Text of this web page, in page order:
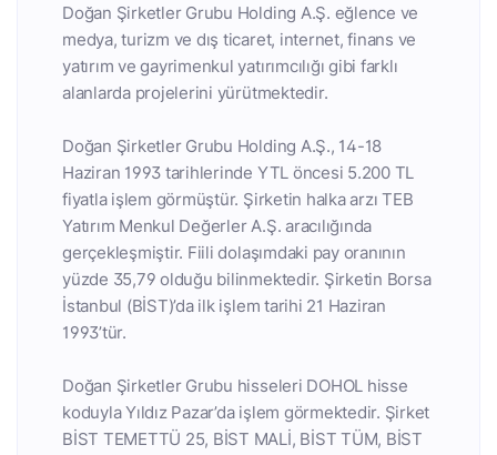
Doğan Şirketler Grubu Holding A.Ş. eğlence ve
medya, turizm ve dış ticaret, internet, finans ve
yatırım ve gayrimenkul yatırımcılığı gibi farklı
alanlarda projelerini yürütmektedir.
Doğan Şirketler Grubu Holding A.Ş., 14-18
Haziran 1993 tarihlerinde YTL öncesi 5.200 TL
fiyatla işlem görmüştür. Şirketin halka arzı TEB
Yatırım Menkul Değerler A.Ş. aracılığında
gerçekleşmiştir. Fiili dolaşımdaki pay oranının
yüzde 35,79 olduğu bilinmektedir. Şirketin Borsa
İstanbul (BİST)’da ilk işlem tarihi 21 Haziran
1993’tür.
Doğan Şirketler Grubu hisseleri DOHOL hisse
koduyla Yıldız Pazar’da işlem görmektedir. Şirket
BİST TEMETTÜ 25, BİST MALİ, BİST TÜM, BİST